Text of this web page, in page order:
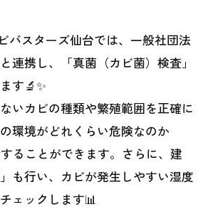
バスターズ仙台では、一般社団法
連携し、「真菌（カビ菌）検査」
す🔬✨
いカビの種類や繁殖範囲を正確に
環境がどれくらい危険なのか
ることができます。さらに、建
も行い、カビが発生しやすい湿度
ェックします📊